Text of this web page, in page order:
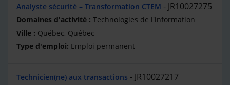
Analyste sécurité – Transformation CTEM JR10027275
Technologies de l'information
Québec, Québec
Emploi permanent
Technicien(ne) aux transactions JR10027217